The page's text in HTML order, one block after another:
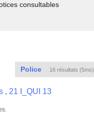
consultables
Police 16 résultats (5ms)
, 21 I_QUI 13